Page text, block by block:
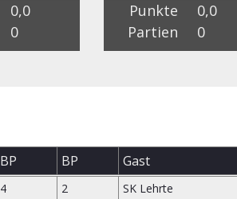
0,0
0
Punkte
0,0
Partien
0
BP BP Gast
4 2 SK Lehrte